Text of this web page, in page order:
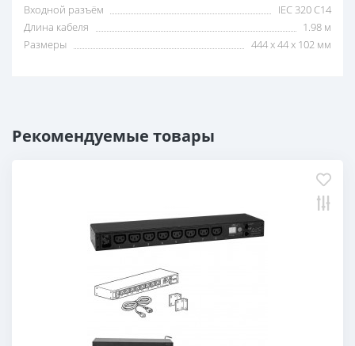
Входной разъём
IEC 320 C14
Длина кабеля
1.98 м
Размеры
444 x 44 x 102 мм
Рекомендуемые товары